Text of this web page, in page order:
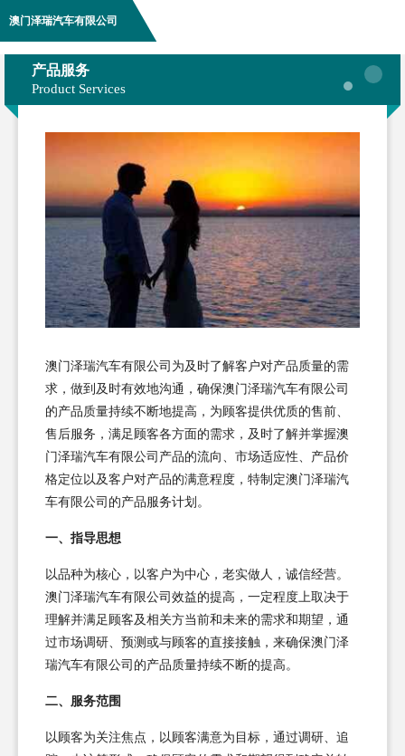
澳门泽瑞汽车有限公司
产品服务
Product Services
澳门泽瑞汽车有限公司为及时了解客户对产品质量的需
求，做到及时有效地沟通，确保澳门泽瑞汽车有限公司
的产品质量持续不断地提高，为顾客提供优质的售前、
售后服务，满足顾客各方面的需求，及时了解并掌握澳
门泽瑞汽车有限公司产品的流向、市场适应性、产品价
格定位以及客户对产品的满意程度，特制定澳门泽瑞汽
车有限公司的产品服务计划。
一、指导思想
以品种为核心，以客户为中心，老实做人，诚信经营。
澳门泽瑞汽车有限公司效益的提高，一定程度上取决于
理解并满足顾客及相关方当前和未来的需求和期望，通
过市场调研、预测或与顾客的直接接触，来确保澳门泽
瑞汽车有限公司的产品质量持续不断的提高。
二、服务范围
以顾客为关注焦点，以顾客满意为目标，通过调研、追